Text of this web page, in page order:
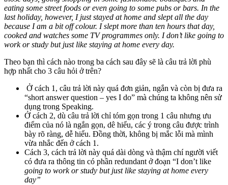
eating some street foods or even going to some pubs or bars. In the
last holiday, however, I just stayed at home and slept all the day
because I am a bit off colour. I slept more than ten hours that day,
cooked and watches some TV programmes only. I don’t like going to
work or study but just like staying at home every day.
Theo bạn thì cách nào trong ba cách sau đây sẽ là câu trả lời phù
hợp nhất cho 3 câu hỏi ở trên?
Ở cách 1, câu trả lời này quá đơn giản, ngắn và còn bị đưa ra
“short answer question – yes I do” mà chúng ta không nên sử
dụng trong Speaking.
Ở cách 2, dù câu trả lời chỉ tóm gọn trong 1 câu nhưng ưu
điểm của nó là ngắn gọn, dê hiểu, các ý trong câu được trình
bày rõ ràng, dễ hiểu. Đồng thời, không bị mắc lỗi mà mình
vừa nhắc đến ở cách 1.
Cách 3, cách trả lời này quá dài dòng và thậm chí người viết
có đưa ra thông tin có phần redundant ở đoạn “I don’t like
going to work or study but just like staying at home every
day”